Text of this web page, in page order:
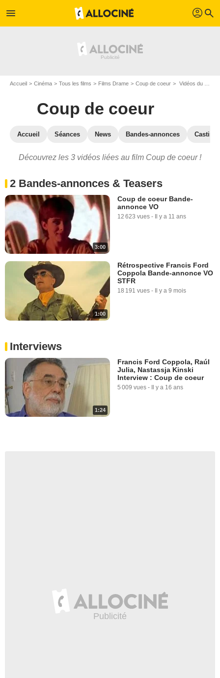
menu profil search
Accueil Cinéma Tous les films Films Drame Coup de coeur Vidéos du film Coup de coeur
Coup de coeur
Accueil Séances News Bandes-annonces Casting
Découvrez les 3 vidéos liées au film Coup de coeur !
2 Bandes-annonces & Teasers
3:00
Coup de coeur Bande-
annonce VO
12 623 vues - Il y a 11 ans
1:00
Rétrospective Francis Ford
Coppola Bande-annonce VO
STFR
18 191 vues - Il y a 9 mois
Interviews
1:24
Francis Ford Coppola, Raúl
Julia, Nastassja Kinski
Interview : Coup de coeur
5 009 vues - Il y a 16 ans